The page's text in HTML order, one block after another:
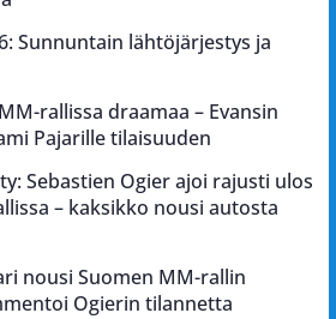
Sunnuntain lähtöjärjestys ja
rallissa draamaa – Evansin
Pajarille tilaisuuden
Sebastien Ogier ajoi rajusti ulos
– kaksikko nousi autosta
nousi Suomen MM-rallin
Ogierin tilannetta